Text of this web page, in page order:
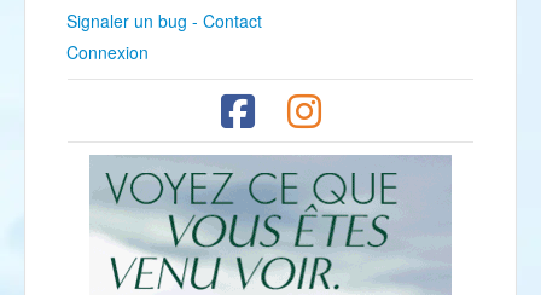
Signaler un bug - Contact
Connexion